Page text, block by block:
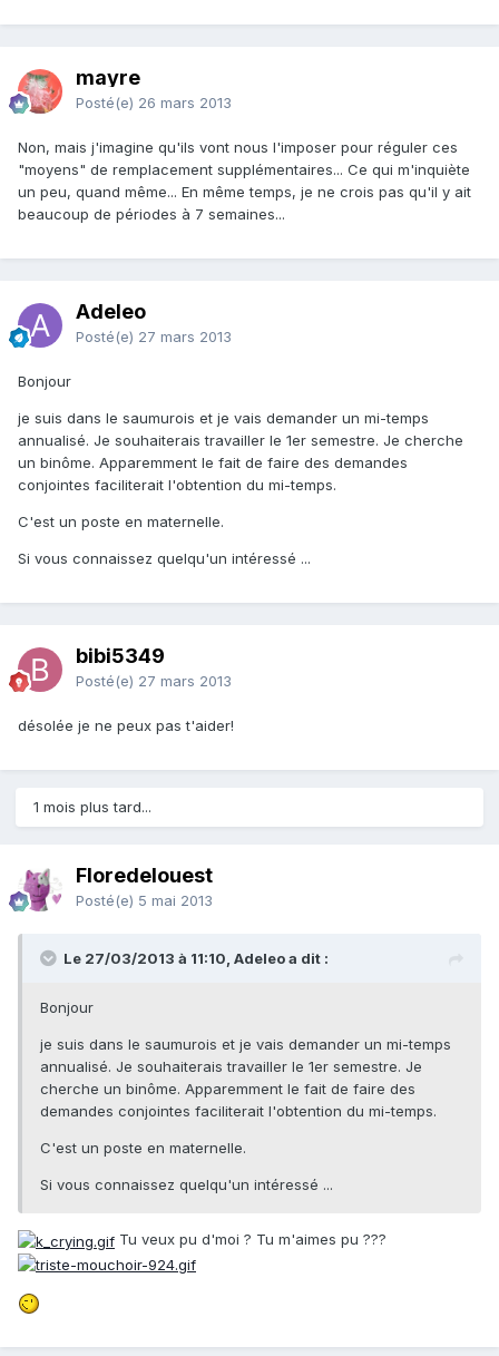
mayre
Posté(e) 26 mars 2013
Non, mais j'imagine qu'ils vont nous l'imposer pour réguler ces
"moyens" de remplacement supplémentaires... Ce qui m'inquiète
un peu, quand même... En même temps, je ne crois pas qu'il y ait
beaucoup de périodes à 7 semaines...
Adeleo
Posté(e) 27 mars 2013
Bonjour
je suis dans le saumurois et je vais demander un mi-temps
annualisé. Je souhaiterais travailler le 1er semestre. Je cherche
un binôme. Apparemment le fait de faire des demandes
conjointes faciliterait l'obtention du mi-temps.
C'est un poste en maternelle.
Si vous connaissez quelqu'un intéressé ...
bibi5349
Posté(e) 27 mars 2013
désolée je ne peux pas t'aider!
1 mois plus tard...
Floredelouest
Posté(e) 5 mai 2013
Le 27/03/2013 à 11:10, Adeleo a dit :
Bonjour
je suis dans le saumurois et je vais demander un mi-temps
annualisé. Je souhaiterais travailler le 1er semestre. Je
cherche un binôme. Apparemment le fait de faire des
demandes conjointes faciliterait l'obtention du mi-temps.
C'est un poste en maternelle.
Si vous connaissez quelqu'un intéressé ...
Tu veux pu d'moi ? Tu m'aimes pu ???